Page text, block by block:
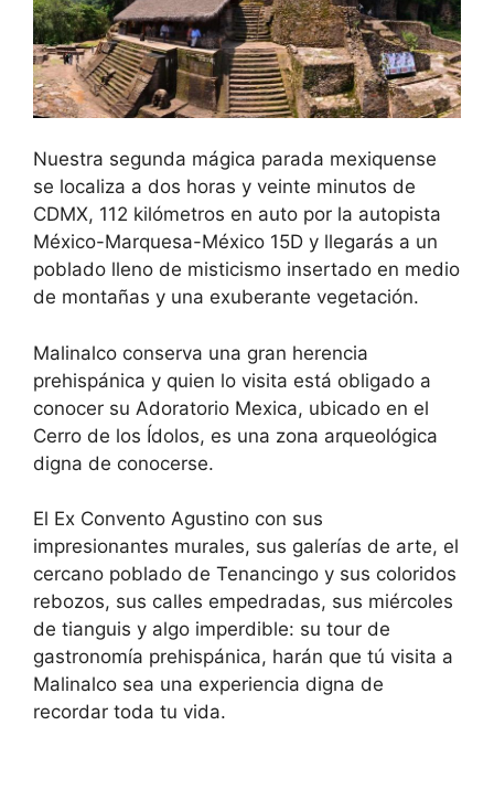
Nuestra segunda mágica parada mexiquense
se localiza a dos horas y veinte minutos de
CDMX, 112 kilómetros en auto por la autopista
México-Marquesa-México 15D y llegarás a un
poblado lleno de misticismo insertado en medio
de montañas y una exuberante vegetación.
Malinalco conserva una gran herencia
prehispánica y quien lo visita está obligado a
conocer su Adoratorio Mexica, ubicado en el
Cerro de los Ídolos, es una zona arqueológica
digna de conocerse.
El Ex Convento Agustino con sus
impresionantes murales, sus galerías de arte, el
cercano poblado de Tenancingo y sus coloridos
rebozos, sus calles empedradas, sus miércoles
de tianguis y algo imperdible: su tour de
gastronomía prehispánica, harán que tú visita a
Malinalco sea una experiencia digna de
recordar toda tu vida.